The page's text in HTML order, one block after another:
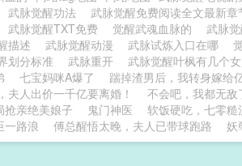
武脉觉醒功法 武脉觉醒免费阅读全文最新章
武脉觉醒TXT免费 觉醒武魂血脉的 武脉
描述 武脉觉醒动漫 武脉试炼入口在哪
划分标准 武脉重开 武脉觉醒叶枫有几个
七宝妈咪A爆了 踹掉渣男后，我转身嫁给
夫人出价一千亿要离婚！ 不会吧，我都无敌
抢亲绝美娘子
鬼门神医 软饭硬吃，七零糙
一路浪
傅总醒悟太晚，夫人已带球跑路 妖